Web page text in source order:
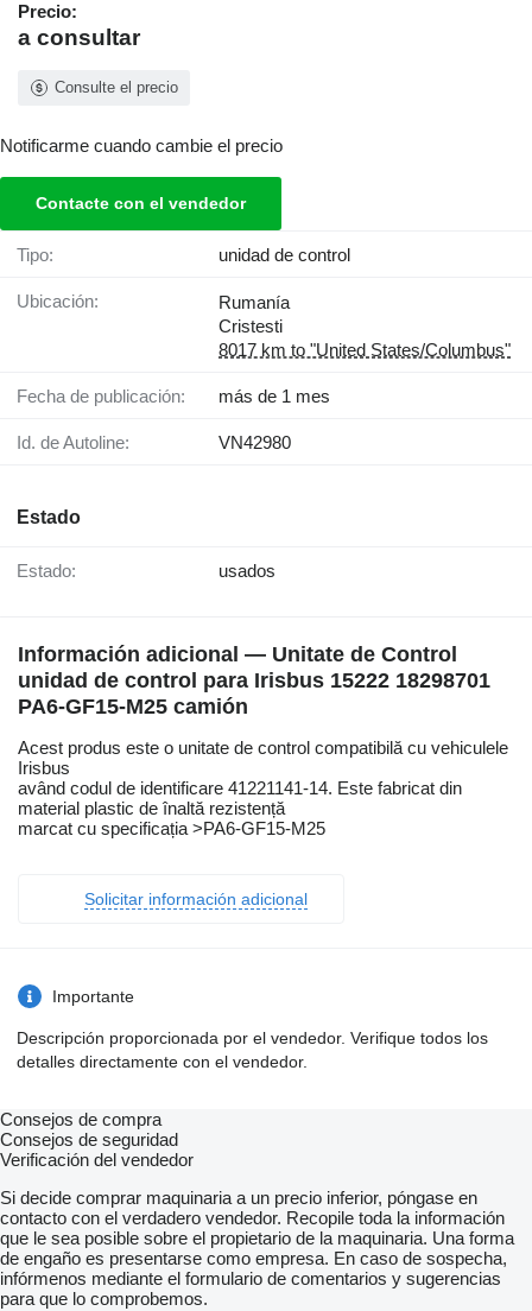
Precio:
a consultar
Consulte el precio
Notificarme cuando cambie el precio
Contacte con el vendedor
Tipo: unidad de control
Ubicación:
Rumanía
Cristesti
8017 km to "United States/Columbus"
Fecha de publicación: más de 1 mes
Id. de Autoline: VN42980
Estado
Estado: usados
Información adicional — Unitate de Control
unidad de control para Irisbus 15222 18298701
PA6-GF15-M25 camión
Acest produs este o unitate de control compatibilă cu vehiculele
Irisbus
având codul de identificare 41221141-14. Este fabricat din
material plastic de înaltă rezistență
marcat cu specificația >PA6-GF15-M25
Solicitar información adicional
Importante
Descripción proporcionada por el vendedor. Verifique todos los
detalles directamente con el vendedor.
Consejos de compra
Consejos de seguridad
Verificación del vendedor
Si decide comprar maquinaria a un precio inferior, póngase en
contacto con el verdadero vendedor. Recopile toda la información
que le sea posible sobre el propietario de la maquinaria. Una forma
de engaño es presentarse como empresa. En caso de sospecha,
infórmenos mediante el formulario de comentarios y sugerencias
para que lo comprobemos.